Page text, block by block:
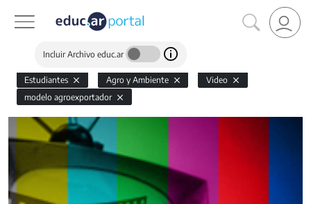
Incluir Archivo educ.ar
Estudiantes Agro y Ambiente
Video
modelo agroexportador